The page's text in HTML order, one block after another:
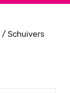
/ Schuivers